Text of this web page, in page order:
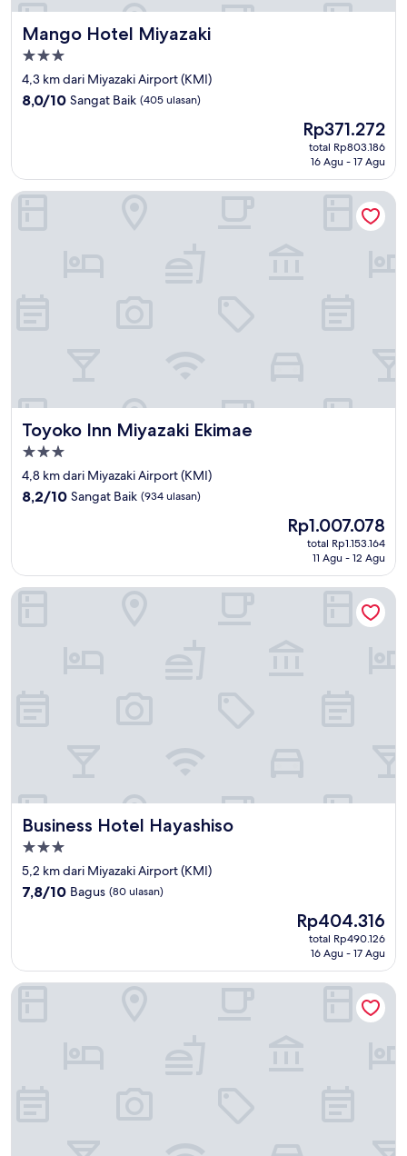
Mango Hotel Miyazaki
Mango Hotel Miyazaki
Properti
bintang
3.0
4,3 km dari Miyazaki Airport (KMI)
8.0
(405
ulasan)
8,0/10 Sangat Baik (405 ulasan)
Harga
sekarang
Rp371.272
Rp371.272
total Rp803.186
16 Agu - 17 Agu
Toyoko Inn Miyazaki Ekimae
Toyoko Inn Miyazaki Ekimae
Properti
bintang
3.0
4,8 km dari Miyazaki Airport (KMI)
8.2
(934
ulasan)
8,2/10 Sangat Baik (934 ulasan)
Harga
sekarang
Rp1.007.078
Rp1.007.078
total Rp1.153.164
11 Agu - 12 Agu
Toyoko Inn Miyazaki Ekimae
Business Hotel Hayashiso
Business Hotel Hayashiso
Properti
bintang
3.0
5,2 km dari Miyazaki Airport (KMI)
7.8
ulasan)
7,8/10 Bagus (80 ulasan)
Harga
sekarang
Rp404.316
Rp404.316
total Rp490.126
16 Agu - 17 Agu
Business Hotel Hayashiso
Miyazaki Kanko Hotel